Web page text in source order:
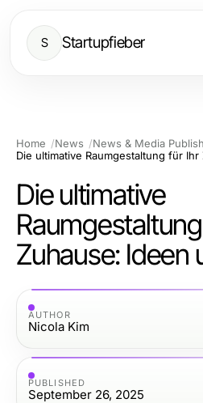
S Startupfieber
Home News
News & Media
Die ultimative
Zuhause: Ideen
AUTHOR
Nicola Kim
PUBLISHED
September 26, 2025